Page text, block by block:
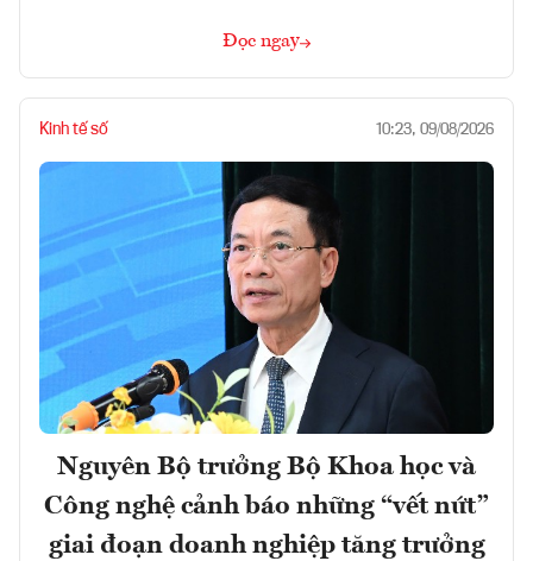
Đọc ngay
Kinh tế số 10:23, 09/08/2026
Nguyên Bộ trưởng Bộ Khoa học và
Công nghệ cảnh báo những “vết nứt”
giai đoạn doanh nghiệp tăng trưởng